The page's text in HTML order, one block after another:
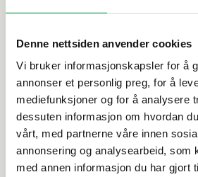
Denne nettsiden anvender cookies
Vi bruker informasjonskapsler for å
annonser et personlig preg, for å
mediefunksjoner og for å analysere
dessuten informasjon om hvordan
vårt, med partnerne våre innen
annonsering og analysearbeid, som
med annen informasjon du har gjort
Produktinformasjon
Spesifikasjoner
Rengjøring og vedlikehold
Leveringsinformasjon